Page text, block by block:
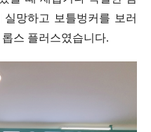
망하고 보틀벙커를 보러
스 플러스였습니다.